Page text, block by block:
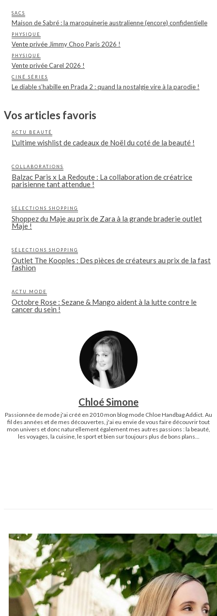
SACS
Maison de Sabré : la maroquinerie australienne (encore) confidentielle
PHYSIQUE
Vente privée Jimmy Choo Paris 2026 !
PHYSIQUE
Vente privée Carel 2026 !
CINÉ SÉRIES
Le diable s’habille en Prada 2 : quand la nostalgie vire à la parodie !
Vos articles favoris
ACTU BEAUTÉ
L'ultime wishlist de cadeaux de Noël du coté de la beauté !
COLLABORATIONS
Balzac Paris x La Redoute : La collaboration de créatrice
parisienne tant attendue !
SÉLECTIONS SHOPPING
Shoppez du Maje au prix de Zara à la grande braderie outlet
Maje !
SÉLECTIONS SHOPPING
Outlet The Kooples : Des pièces de créateurs au prix de la fast
fashion
ACTU MODE
Octobre Rose : Sezane & Mango aident à la lutte contre le
cancer du sein !
Chloé Simone
Passionnée de mode j'ai créé en 2010 mon blog mode Chloe Handbag Addict. Au
fil des années et de mes découvertes, j'ai eu envie de vous faire découvrir tout
mon univers et donc naturellement également mes autres passions : la beauté,
les voyages, la cuisine, le sport et bien sur toujours plus de bons plans...